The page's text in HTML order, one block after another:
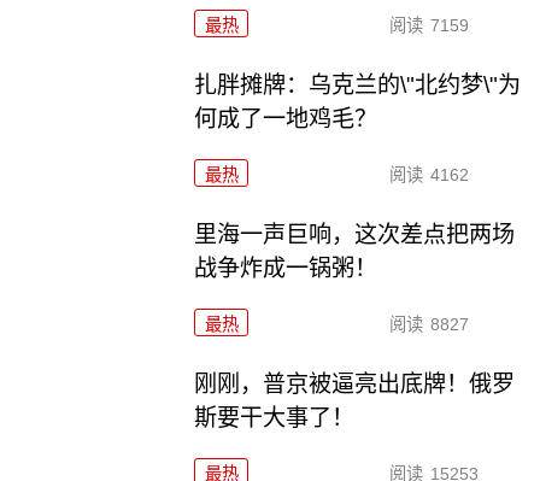
最热 阅读 7159
扎胖摊牌：乌克兰的\"北约梦\"为
何成了一地鸡毛？
最热 阅读 4162
里海一声巨响，这次差点把两场
战争炸成一锅粥！
最热 阅读 8827
刚刚，普京被逼亮出底牌！俄罗
斯要干大事了！
最热 阅读 15253